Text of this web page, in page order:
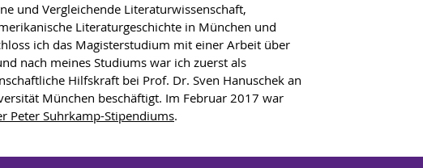
und Vergleichende Literaturwissenschaft,
Literaturgeschichte in München und
ich das Magisterstudium mit einer Arbeit über
nach meines Studiums war ich zuerst als
Hilfskraft bei Prof. Dr. Sven Hanuschek an
München beschäftigt. Im Februar 2017 war
Peter Suhrkamp-Stipendiums.